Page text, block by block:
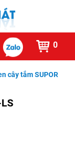
0
cây tắm SUPOR